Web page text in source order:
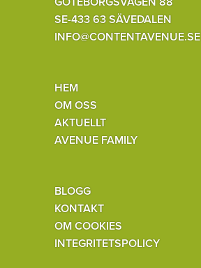
SE-433 63 SÄVEDALEN
INFO@CONTENTAVENUE.SE
HEM
OM OSS
AKTUELLT
AVENUE FAMILY
BLOGG
KONTAKT
OM COOKIES
INTEGRITETSPOLICY